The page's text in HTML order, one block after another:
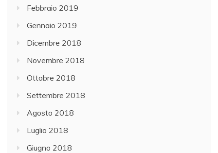
Febbraio 2019
Gennaio 2019
Dicembre 2018
Novembre 2018
Ottobre 2018
Settembre 2018
Agosto 2018
Luglio 2018
Giugno 2018